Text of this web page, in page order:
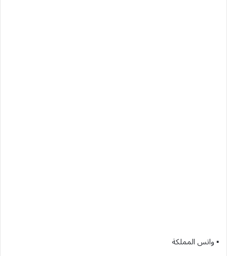
▪︎ واتس المملكة